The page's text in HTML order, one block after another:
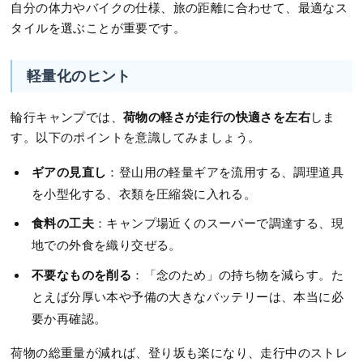
自分の体力やバイクの仕様、旅の距離に合わせて、最適なス
タイルを選ぶことが重要です。
軽量化のヒント
輪行キャンプでは、荷物の軽さが走行の快適さを左右しま
す。以下のポイントを意識してみましょう。
ギアの見直し ：登山用の軽量ギアを流用する、調理道具
を小型化する、衣類を圧縮袋に入れる。
食料の工夫：キャンプ場近くのスーパーで調達する、現
地での外食を織り交ぜる。
不要なものを削る ：「念のため」の持ち物を減らす。た
とえば分厚い本や予備の大きなバッテリーは、本当に必
要か再確認。
荷物の総重量が減れば、登り坂も楽になり、走行中のストレ